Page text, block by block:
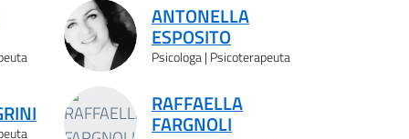
ANTONELLA
ESPOSITO
Psicologa | Psicoterapeuta
RAFFAELLA
FARGNOLI